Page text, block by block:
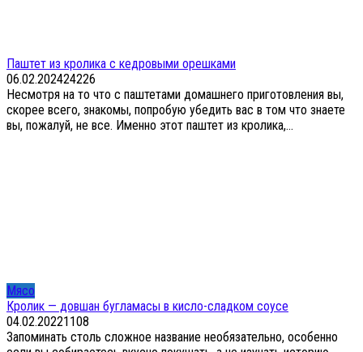
Паштет из кролика с кедровыми орешками
06.02.202424226
Несмотря на то что с паштетами домашнего приготовления вы,
скорее всего, знакомы, попробую убедить вас в том что знаете
вы, пожалуй, не все. Именно этот паштет из кролика,...
Мясо
Кролик — довшан бугламасы в кисло-сладком соусе
04.02.20221108
Запоминать столь сложное название необязательно, особенно